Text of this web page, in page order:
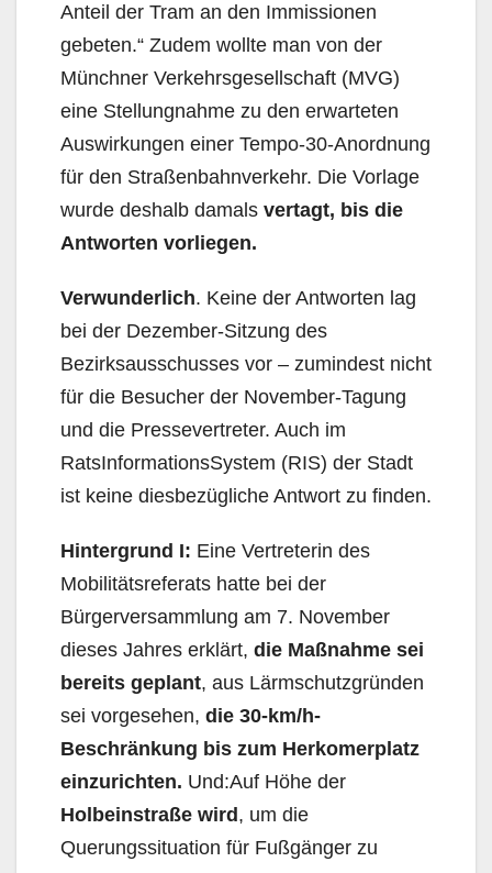
Anteil der Tram an den Immissionen
gebeten.“ Zudem wollte man von der
Münchner Verkehrsgesellschaft (MVG)
eine Stellungnahme zu den erwarteten
Auswirkungen einer Tempo-30-Anordnung
für den Straßenbahnverkehr. Die Vorlage
wurde deshalb damals vertagt, bis die
Antworten vorliegen.
Verwunderlich. Keine der Antworten lag
bei der Dezember-Sitzung des
Bezirksausschusses vor – zumindest nicht
für die Besucher der November-Tagung
und die Pressevertreter. Auch im
RatsInformationsSystem (RIS) der Stadt
ist keine diesbezügliche Antwort zu finden.
Hintergrund I: Eine Vertreterin des
Mobilitätsreferats hatte bei der
Bürgerversammlung am 7. November
dieses Jahres erklärt, die Maßnahme sei
bereits geplant, aus Lärmschutzgründen
sei vorgesehen, die 30-km/h-
Beschränkung bis zum Herkomerplatz
einzurichten. Und:Auf Höhe der
Holbeinstraße wird , um die
Querungssituation für Fußgänger zu